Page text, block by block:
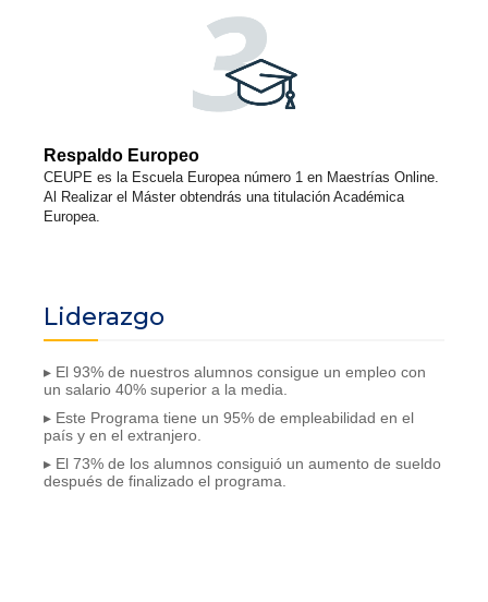
Respaldo Europeo
CEUPE es la Escuela Europea número 1 en Maestrías Online.
Al Realizar el Máster obtendrás una titulación Académica
Europea.
Liderazgo
▸ El 93% de nuestros alumnos consigue un empleo con
un salario 40% superior a la media.
▸ Este Programa tiene un 95% de empleabilidad en el
país y en el extranjero.
▸ El 73% de los alumnos consiguió un aumento de sueldo
después de finalizado el programa.